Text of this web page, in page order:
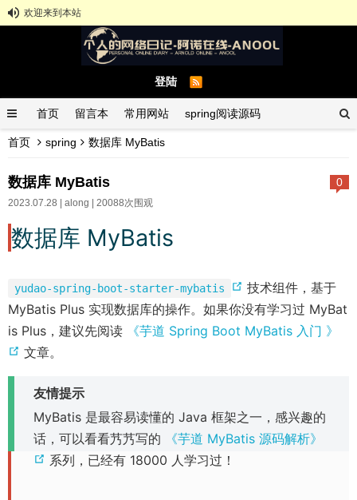
欢迎来到本站
登陆
首页 留言本 常用网站 spring阅读源码
spring示例demo GitHub中文排行榜
首页 spring 数据库 MyBatis
0
数据库 MyBatis
2023.07.28 | along | 20088次围观
数据库 MyBatis
yudao-spring-boot-starter-mybatis
(
o
p
n
e
技术组件，基于
MyBatis Plus 实现数据库的操作。如果你没有学习过 MyBat
is Plus，建议先阅读
《芋道 Spring Boot MyBatis 入门 》
(
文章。
友情提示
MyBatis 是最容易读懂的 Java 框架之一，感兴趣的
话，可以看看艿艿写的
《芋道 MyBatis 源码解析》
(系列，已经有 18000 人学习过！